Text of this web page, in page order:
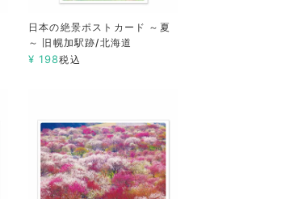
日本の絶景ポストカード ～夏
～ 旧幌加駅跡/北海道
¥ 198税込